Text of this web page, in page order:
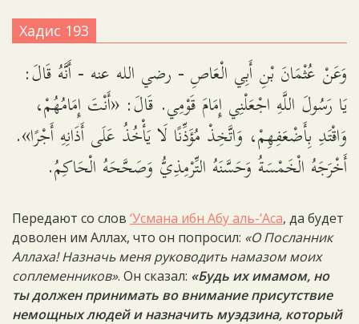
Хадис 193
وَعَنْ عُثْمَانَ بْنِ أَبِي الْعَاصِ - رضي الله عنه - أَنَّهُ قَالَ:
يَا رَسُولَ اللَّهِ اجْعَلْنِي إِمَامَ قَوْمِي. قَالَ: «أَنْتَ إِمَامُهُمْ،
وَاقْتَدِ بِأَضْعَفِهِمْ، وَاتَّخِذْ مُؤَذِّنًا لَا يَأْخُذُ عَلَى أَذَانِهِ أَجْرًا».
أَخْرَجَهُ الْخَمْسَةُ وَحَسَّنَهُ التِّرْمِذِيُّ وَصَحَّحَهُ الْحَاكِمُ.
Передают со слов ‘Усмана ибн Абу аль-‘Аса, да будет
доволен им Аллах, что он попросил: «О Посланник
Аллаха! Назначь меня руководить намазом моих
соплеменников». Он сказал: «Будь их имамом, но
ты должен принимать во внимание присутствие
немощных людей и назначить муэдзина, который